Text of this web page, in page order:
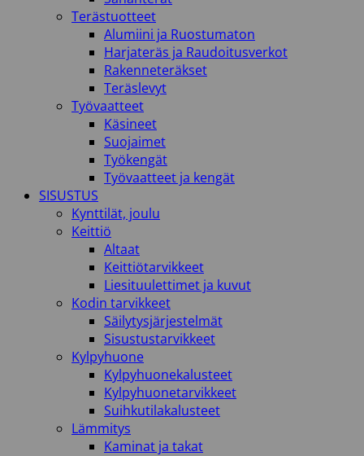
Terästuotteet
Alumiini ja Ruostumaton
Harjateräs ja Raudoitusverkot
Rakenneteräkset
Teräslevyt
Työvaatteet
Käsineet
Suojaimet
Työkengät
Työvaatteet ja kengät
SISUSTUS
Kynttilät, joulu
Keittiö
Altaat
Keittiötarvikkeet
Liesituulettimet ja kuvut
Kodin tarvikkeet
Säilytysjärjestelmät
Sisustustarvikkeet
Kylpyhuone
Kylpyhuonekalusteet
Kylpyhuonetarvikkeet
Suihkutilakalusteet
Lämmitys
Kaminat ja takat